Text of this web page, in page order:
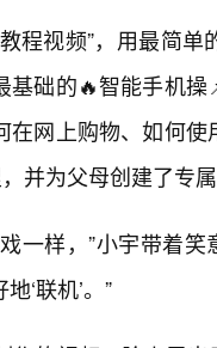
程视频”，用最简
基础的🔥智能手机
网上购物、如何
并为父母创建了专属
一样，”小宇带着笑
‘联机’。”